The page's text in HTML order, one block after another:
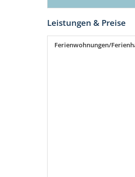
Leistungen & Preise
Ferienwohnungen/